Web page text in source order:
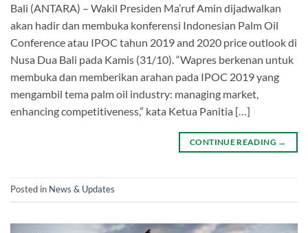
Bali (ANTARA) – Wakil Presiden Ma’ruf Amin dijadwalkan
akan hadir dan membuka konferensi Indonesian Palm Oil
Conference atau IPOC tahun 2019 and 2020 price outlook di
Nusa Dua Bali pada Kamis (31/10). “Wapres berkenan untuk
membuka dan memberikan arahan pada IPOC 2019 yang
mengambil tema palm oil industry: managing market,
enhancing competitiveness,” kata Ketua Panitia […]
CONTINUE READING →
Posted in News & Updates